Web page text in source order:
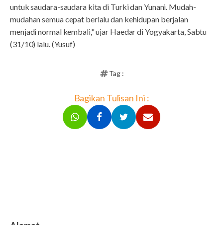
untuk saudara-saudara kita di Turki dan Yunani. Mudah-
mudahan semua cepat berlalu dan kehidupan berjalan
menjadi normal kembali," ujar Haedar di Yogyakarta, Sabtu
(31/10) lalu. (Yusuf)
Tag :
Bagikan Tulisan Ini :